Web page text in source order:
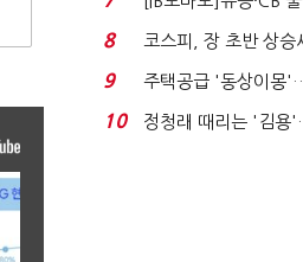
닥 벌점 급증에 ...
8
코스피, 장 초반 상
시도
9
주택공급 '동상이몽
력 없으면 '공수표'...
10
정청래 때리는 '김용